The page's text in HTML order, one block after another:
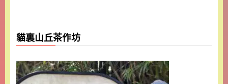
貓裏山丘茶作坊